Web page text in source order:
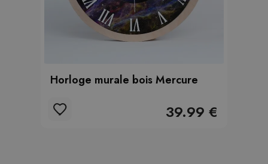
Horloge murale bois Mercure
39.99 €